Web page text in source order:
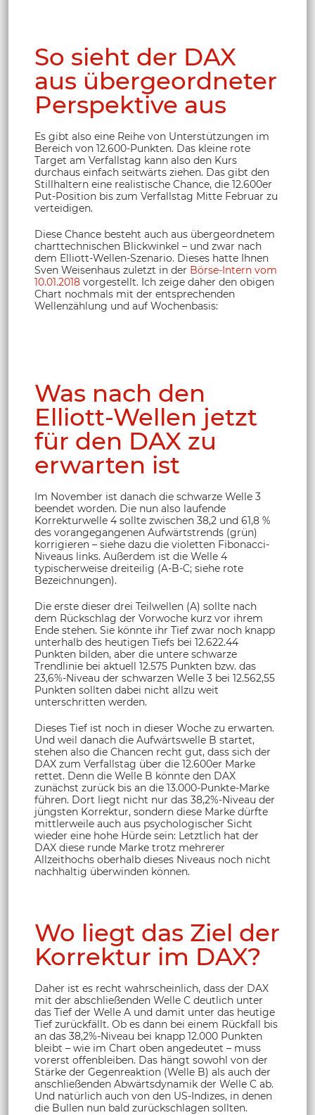
So sieht der DAX
aus übergeordneter
Perspektive aus
Es gibt also eine Reihe von Unterstützungen im
Bereich von 12.600-Punkten. Das kleine rote
Target am Verfallstag kann also den Kurs
durchaus einfach seitwärts ziehen. Das gibt den
Stillhaltern eine realistische Chance, die 12.600er
Put-Position bis zum Verfallstag Mitte Februar zu
verteidigen.
Diese Chance besteht auch aus übergeordnetem
charttechnischen Blickwinkel – und zwar nach
dem Elliott-Wellen-Szenario. Dieses hatte Ihnen
Sven Weisenhaus zuletzt in der Börse-Intern vom
10.01.2018 vorgestellt. Ich zeige daher den obigen
Chart nochmals mit der entsprechenden
Wellenzählung und auf Wochenbasis:
Was nach den
Elliott-Wellen jetzt
für den DAX zu
erwarten ist
Im November ist danach die schwarze Welle 3
beendet worden. Die nun also laufende
Korrekturwelle 4 sollte zwischen 38,2 und 61,8 %
des vorangegangenen Aufwärtstrends (grün)
korrigieren – siehe dazu die violetten Fibonacci-
Niveaus links. Außerdem ist die Welle 4
typischerweise dreiteilig (A-B-C; siehe rote
Bezeichnungen).
Die erste dieser drei Teilwellen (A) sollte nach
dem Rückschlag der Vorwoche kurz vor ihrem
Ende stehen. Sie könnte ihr Tief zwar noch knapp
unterhalb des heutigen Tiefs bei 12.622.44
Punkten bilden, aber die untere schwarze
Trendlinie bei aktuell 12.575 Punkten bzw. das
23,6%-Niveau der schwarzen Welle 3 bei 12.562,55
Punkten sollten dabei nicht allzu weit
unterschritten werden.
Dieses Tief ist noch in dieser Woche zu erwarten.
Und weil danach die Aufwärtswelle B startet,
stehen also die Chancen recht gut, dass sich der
DAX zum Verfallstag über die 12.600er Marke
rettet. Denn die Welle B könnte den DAX
zunächst zurück bis an die 13.000-Punkte-Marke
führen. Dort liegt nicht nur das 38,2%-Niveau der
jüngsten Korrektur, sondern diese Marke dürfte
mittlerweile auch aus psychologischer Sicht
wieder eine hohe Hürde sein: Letztlich hat der
DAX diese runde Marke trotz mehrerer
Allzeithochs oberhalb dieses Niveaus noch nicht
nachhaltig überwinden können.
Wo liegt das Ziel der
Korrektur im DAX?
Daher ist es recht wahrscheinlich, dass der DAX
mit der abschließenden Welle C deutlich unter
das Tief der Welle A und damit unter das heutige
Tief zurückfällt. Ob es dann bei einem Rückfall bis
an das 38,2%-Niveau bei knapp 12.000 Punkten
bleibt – wie im Chart oben angedeutet – muss
vorerst offenbleiben. Das hängt sowohl von der
Stärke der Gegenreaktion (Welle B) als auch der
anschließenden Abwärtsdynamik der Welle C ab.
Und natürlich auch von den US-Indizes, in denen
die Bullen nun bald zurückschlagen sollten.